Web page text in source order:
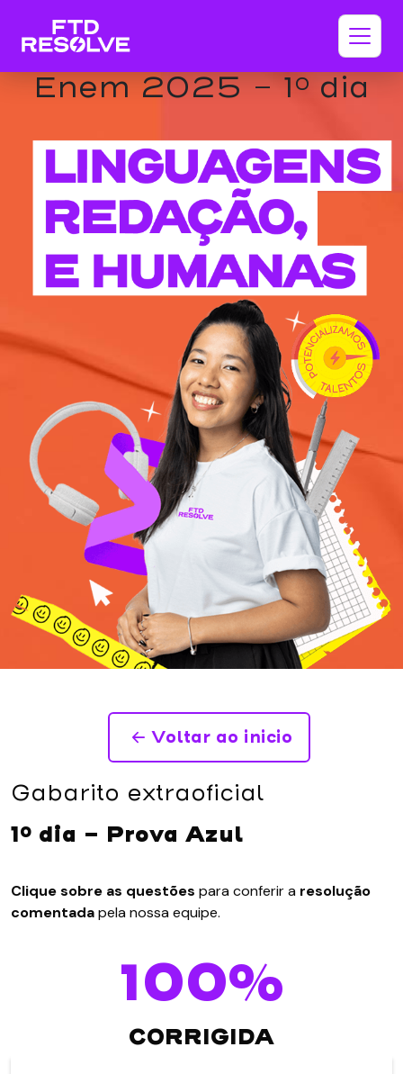
Enem 2025 - 1º dia
Voltar ao inicio
Gabarito extraoficial
1º dia - Prova Azul
Clique sobre as questões para conferir a resolução
comentadapela nossa equipe.
100%
CORRIGIDA